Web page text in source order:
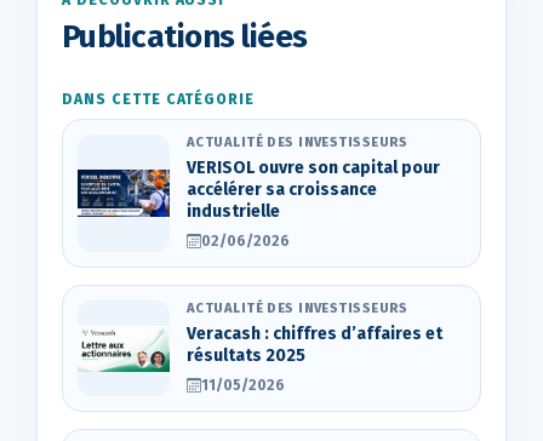
Publications liées
DANS CETTE CATÉGORIE
ACTUALITÉ DES INVESTISSEURS
VERISOL ouvre son capital pour
accélérer sa croissance
industrielle
02/06/2026
ACTUALITÉ DES INVESTISSEURS
Veracash : chiffres d’affaires et
résultats 2025
11/05/2026